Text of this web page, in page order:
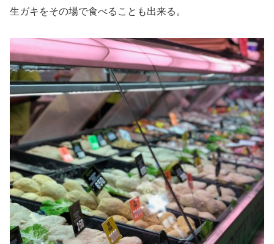
生ガキをその場で食べることも出来る。